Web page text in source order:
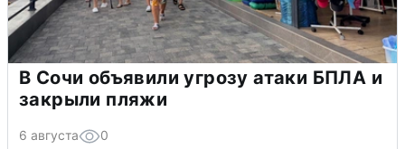
В Сочи объявили угрозу атаки БПЛА и
закрыли пляжи
6 августа 0